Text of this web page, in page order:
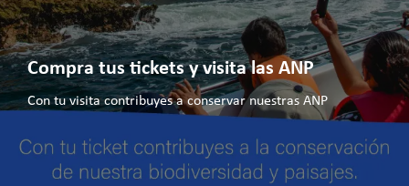
Compra tus tickets y visita las ANP
Con tu visita contribuyes a conservar nuestras ANP